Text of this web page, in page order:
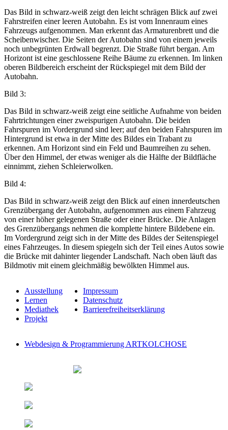
Das Bild in schwarz-weiß zeigt den leicht schrägen Blick auf zwei
Fahrstreifen einer leeren Autobahn. Es ist vom Innenraum eines
Fahrzeugs aufgenommen. Man erkennt das Armaturenbrett und die
Scheibenwischer. Die Seiten der Autobahn sind von einem jeweils
noch unbegrünten Erdwall begrenzt. Die Straße führt bergan. Am
Horizont ist eine geschlossene Reihe Bäume zu erkennen. Im linken
oberen Bildbereich erscheint der Rückspiegel mit dem Bild der
Autobahn.
Bild 3:
Das Bild in schwarz-weiß zeigt eine seitliche Aufnahme von beiden
Fahrtrichtungen einer zweispurigen Autobahn. Die beiden
Fahrspuren im Vordergrund sind leer; auf den beiden Fahrspuren im
Hintergrund ist etwa in der Mitte des Bildes ein Trabant zu
erkennen. Am Horizont sind ein Feld und Baumreihen zu sehen.
Über den Himmel, der etwas weniger als die Hälfte der Bildfläche
einnimmt, ziehen Schleierwolken.
Bild 4:
Das Bild in schwarz-weiß zeigt den Blick auf einen innerdeutschen
Grenzübergang der Autobahn, aufgenommen aus einem Fahrzeug
von einer höher gelegenen Straße oder einer Brücke. Die Anlagen
des Grenzübergangs nehmen die komplette hintere Bildebene ein.
Im Vordergrund zeigt sich in der Mitte des Bildes der Seitenspiegel
eines Fahrzeuges. In diesem spiegeln sich der Teil eines Autos sowie
die Brücke mit dahinter liegender Landschaft. Nach oben läuft das
Bildmotiv mit einem gleichmäßig bewölkten Himmel aus.
Ausstellung
Lernen
Mediathek
Projekt
Impressum
Datenschutz
Barrierefreiheitserklärung
Webdesign & Programmierung ARTKOLCHOSE